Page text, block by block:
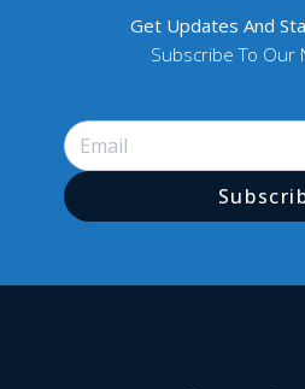
Get Updates And
Subscribe To Our